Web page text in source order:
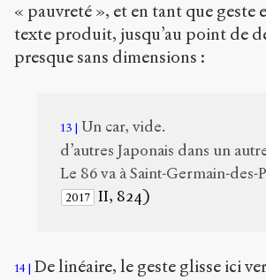
« pauvreté », et en tant que geste
texte produit, jusqu’au point de
presque sans dimensions :
13
Un car, vide.
d’autres Japonais dans un
Le 86 va à Saint-Germain-des-
2017 II, 824)
14
De linéaire, le geste glisse ici